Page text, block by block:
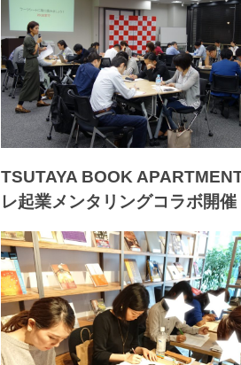
TSUTAYA BOOK
レ起業メンタリングコラボ開催